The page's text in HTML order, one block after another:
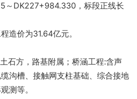
～DK227+984.330，标段正线长
造价为31.64亿元。
石方，路基附属；桥涵工程:含声
沟槽、接触网支柱基础、综合接地
测等。